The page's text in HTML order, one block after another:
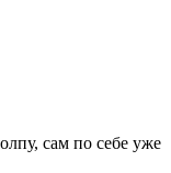
сам по себе уже